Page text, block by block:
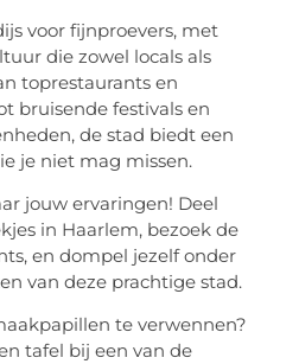
voor fijnproevers, met
die zowel locals als
toprestaurants en
bruisende festivals en
de stad biedt een
je niet mag missen.
jouw ervaringen! Deel
in Haarlem, bezoek de
en dompel jezelf onder
van deze prachtige stad.
te verwennen?
tafel bij een van de